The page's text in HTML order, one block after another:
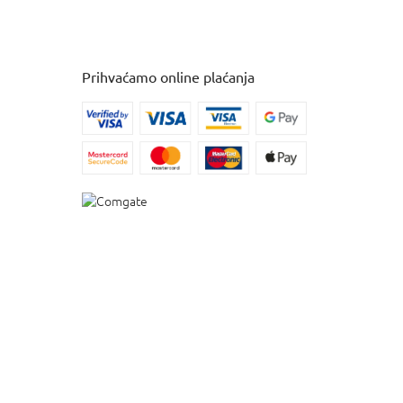
Prihvaćamo online plaćanja